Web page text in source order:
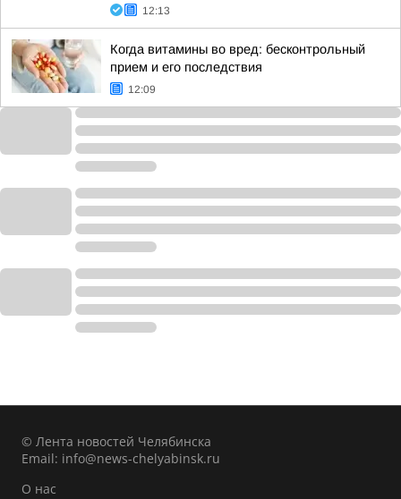
12:13
Когда витамины во вред: бесконтрольный
прием и его последствия
12:09
© Лента новостей Челябинска
Email: info@news-chelyabinsk.ru
О нас